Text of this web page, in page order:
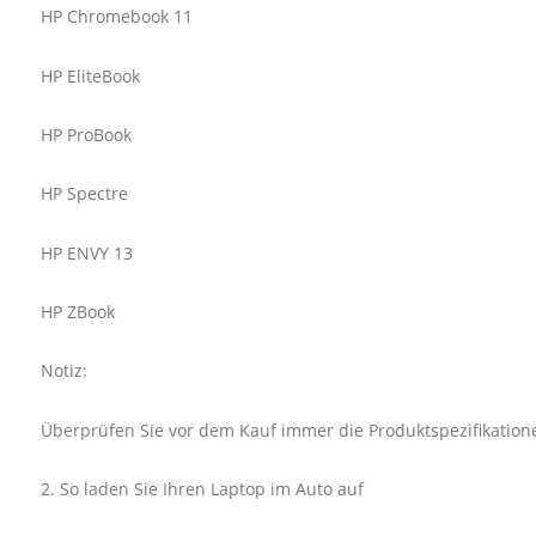
HP Chromebook 11
HP EliteBook
HP ProBook
HP Spectre
HP ENVY 13
HP ZBook
Notiz:
Überprüfen Sie vor dem Kauf immer die
2. So laden Sie Ihren Laptop im Auto auf